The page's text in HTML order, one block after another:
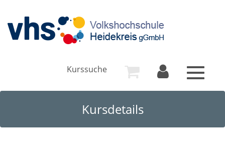
Kurssuche
Toggle
Kursdetails